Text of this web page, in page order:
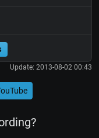
Update: 2013-08-02 00:43